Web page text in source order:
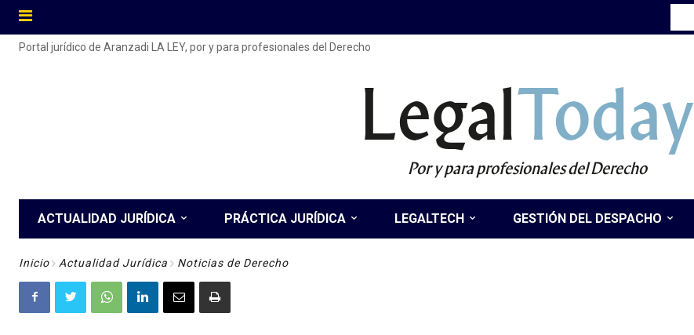
Portal jurídico de Aranzadi LA LEY, por y para profesionales del Derecho
LegalToday
Por y para profesionales del Derecho
ACTUALIDAD JURÍDICA PRÁCTICA JURÍDICA LEGALTECH GESTIÓN DEL DESPACHO
Inicio Actualidad Jurídica Noticias de Derecho